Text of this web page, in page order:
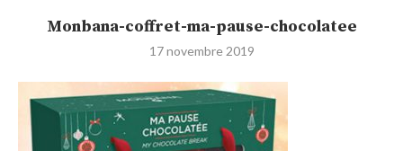
Monbana-coffret-ma-pause-chocolatee
17 novembre 2019